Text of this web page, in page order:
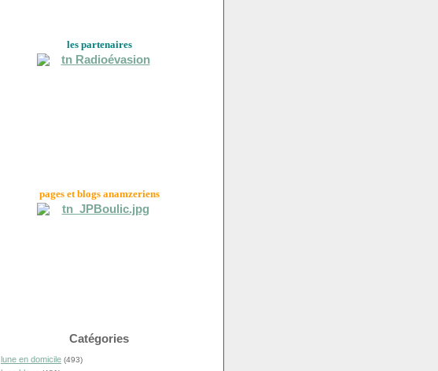
les partenaires
pages et blogs anamzeriens
Catégories
lune en domicile (493)